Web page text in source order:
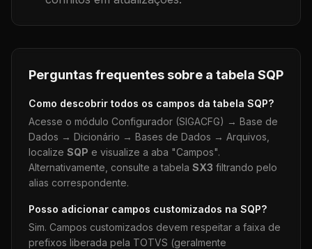
Perguntas frequentes sobre a tabela SQP
Como descobrir todos os campos da tabela SQP?
Acesse o módulo Configurador (SIGACFG) → Base de
Dados → Dicionário → Bases de Dados → Arquivos,
localize SQP e visualize a aba "Campos".
Alternativamente, consulte a tabela SX3 filtrando pelo
alias correspondente.
Posso adicionar campos customizados na SQP?
Sim. Campos customizados devem respeitar a faixa de
prefixos liberada pela TOTVS (geralmente